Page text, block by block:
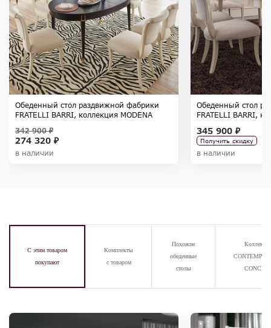
Обеденный стол раздвижной фабрики
FRATELLI BARRI, коллекция MODENA
274 320 ₽
342 900 ₽
в наличии
Обеденный стол
FRATELLI BARRI,
345 900 ₽
Получить скидку
в наличии
С этим товаром
покупают
Комплекты
с товаром
Похожие
обеденные
столы